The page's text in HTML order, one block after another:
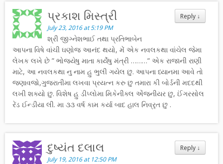
Reply ↓
પ્રકાશ મિસ્ત્રી
July 23, 2016 at 5:19 PM
શ્રી જીગ્નેશભાઈ તથા પ્રતિભાબેન
આપના વિષે વાંચી ઘણોજ આનંદ થયો, મેં એક નવલકથા વાંચેલ જેમા
લેખક લખે છે ” ભોજ્યેષુ માતા કાર્યેષુ મંત્રી ………” એક રાજાની રાણી
માટે, આ નવલકથા નુ નામ હુ ભુલી ગયેલ છુ. આપના ધ્યાનમા આવે તો
જણાવજો,ગુજરાતીમા લખવા પ્રયત્ન કરુ છુ તમારા કી બોર્ડની મદદથી
લખી શક્યો છુ. વિશેષ હુ ડીપ્લોમા મિકેનીક્લ એંજ્નીયર છુ, ઈંગરસોલ
રેંડ ઈન્ડીયા લી. મા ૩૩ વર્ષ કામ કર્યા બાદ હાલ નિવ્રૃત છુ .
Reply ↓
દુષ્યંત દલાલ
July 19, 2016 at 12:50 PM